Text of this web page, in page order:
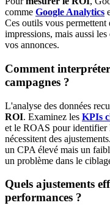
comme Google Analytics
Ces outils vous permettent
impressions, mais aussi
vos annonces.
Comment
campagnes ?
L'analyse des données
ROI. Examinez les KPIs
et le ROAS pour identifier
nécessitent des
un CPA élevé mais un
un problème dans le
Quels ajustements
performances ?